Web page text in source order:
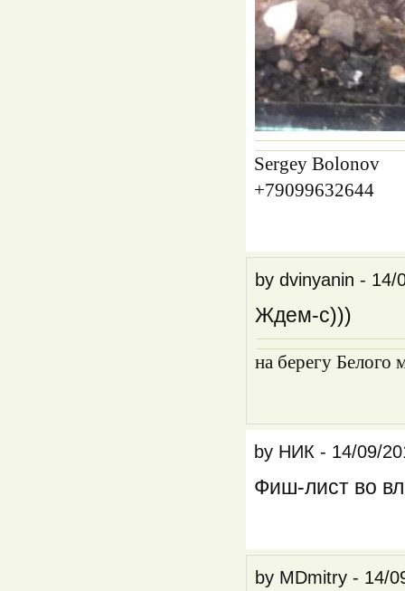
Sergey Bolonov
+79099632644
bydvinyanin - 14/
Ждем-с)))
на берегу Белого
by НИК - 14/09/
Фиш-лист во
by MDmitry - 14/